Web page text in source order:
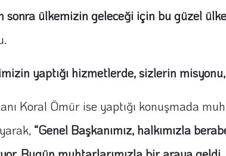
sonra ülkemizin geleceği için bu güzel
yaptığı hizmetlerde, sizlerin
Koral Ömür ise yaptığı konuşmada
“Genel Başkanımız, halkımızla